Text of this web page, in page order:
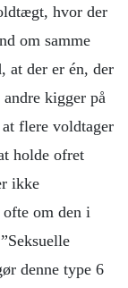
hvor der
om samme
at der er én, der
kigger på
flere voldtager
holde ofret
ikke
om den i
denne type 6